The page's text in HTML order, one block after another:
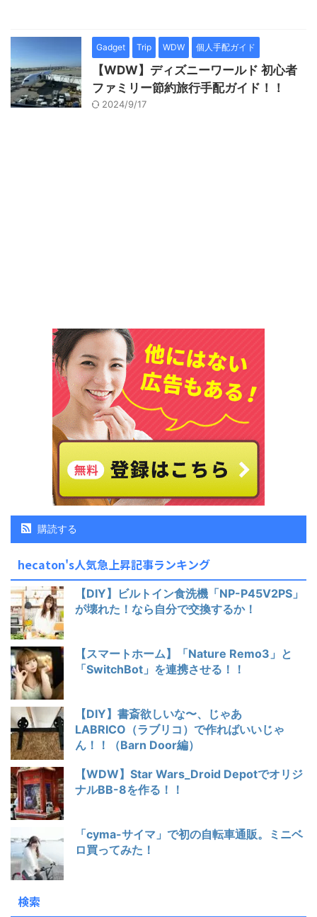
Gadget Trip WDW 個人手配ガイド
【WDW】ディズニーワールド 初心者
ファミリー節約旅行手配ガイド！！
2024/9/17
購読する
hecaton's人気急上昇記事ランキング
【DIY】ビルトイン食洗機「NP-P45V2PS」
が壊れた！なら自分で交換するか！
【スマートホーム】「Nature Remo3」と
「SwitchBot」を連携させる！！
【DIY】書斎欲しいな〜、じゃあ
LABRICO（ラブリコ）で作ればいいじゃ
ん！！（Barn Door編）
【WDW】Star Wars_Droid Depotでオリジ
ナルBB-8を作る！！
「cyma-サイマ」で初の自転車通販。ミニベ
ロ買ってみた！
検索